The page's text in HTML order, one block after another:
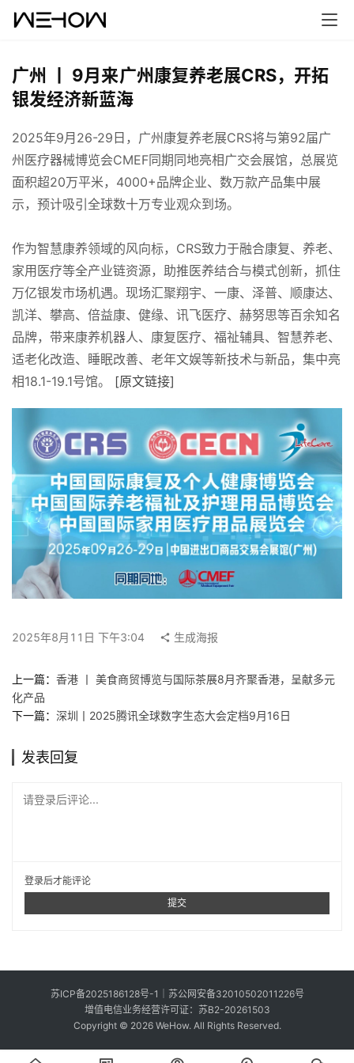
首
页
案
例
作
搜
索
在
看
我
要
稿
中
注册
广州 丨 9月来广州康复养老展CRS，开拓
银发经济新蓝海
2025年9月26-29日，广州康复养老展CRS将与第92届广
州医疗器械博览会CMEF同期同地亮相广交会展馆，总展览
面积超20万平米，4000+品牌企业、数万款产品集中展
示，预计吸引全球数十万专业观众到场。
作为智慧康养领域的风向标，CRS致力于融合康复、养老、
家用医疗等全产业链资源，助推医养结合与模式创新，抓住
万亿银发市场机遇。现场汇聚翔宇、一康、泽普、顺康达、
凯洋、攀高、倍益康、健缘、讯飞医疗、赫努思等百余知名
品牌，带来康养机器人、康复医疗、福祉辅具、智慧养老、
适老化改造、睡眠改善、老年文娱等新技术与新品，集中亮
相18.1-19.1号馆。 [原文链接]
2025年8月11日 下午3:04 生成海报
上一篇： 香港 丨 美食商贸博览与国际茶展8月齐聚香港，呈献多元
化产品
下一篇： 深圳丨2025腾讯全球数字生态大会定档9月16日
发表回复
请登录后评论...
登录后才能评论
提交
苏ICP备2025186128号-1
苏公网安备32010502011226号
增值电信业务经营许可证：苏B2-20261503
Copyright © 2026 WeHow. All Rights Reserved.